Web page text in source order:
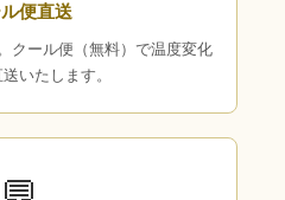
便直送
クール便（無料）で温度変化
いたします。